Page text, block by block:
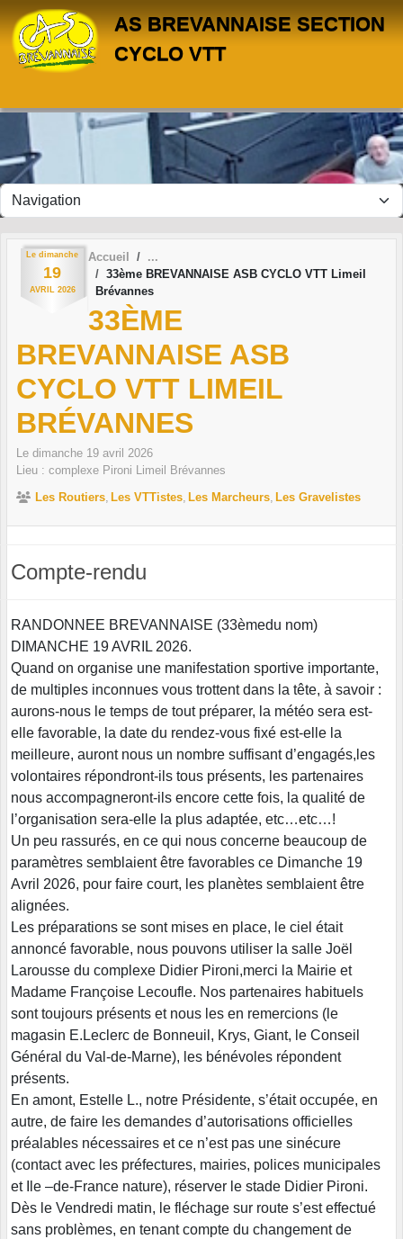
AS BREVANNAISE SECTION
CYCLO VTT
Le dimanche
19
AVRIL 2026
Accueil
33ème BREVANNAISE ASB CYCLO VTT Limeil
Brévannes
33ÈME
BREVANNAISE ASB
CYCLO VTT LIMEIL
BRÉVANNES
Le dimanche 19 avril 2026
Lieu : complexe Pironi Limeil Brévannes
Les Routiers Les VTTistes Les Marcheurs Les Gravelistes
Compte-rendu
RANDONNEE BREVANNAISE (33èmedu nom)
DIMANCHE 19 AVRIL 2026.
Quand on organise une manifestation sportive importante,
de multiples inconnues vous trottent dans la tête, à savoir :
aurons-nous le temps de tout préparer, la météo sera est-
elle favorable, la date du rendez-vous fixé est-elle la
meilleure, auront nous un nombre suffisant d’engagés,les
volontaires répondront-ils tous présents, les partenaires
nous accompagneront-ils encore cette fois, la qualité de
l’organisation sera-elle la plus adaptée, etc…etc…!
Un peu rassurés, en ce qui nous concerne beaucoup de
paramètres semblaient être favorables ce Dimanche 19
Avril 2026, pour faire court, les planètes semblaient être
alignées.
Les préparations se sont mises en place, le ciel était
annoncé favorable, nous pouvons utiliser la salle Joël
Larousse du complexe Didier Pironi,merci la Mairie et
Madame Françoise Lecoufle. Nos partenaires habituels
sont toujours présents et nous les en remercions (le
magasin E.Leclerc de Bonneuil, Krys, Giant, le Conseil
Général du Val-de-Marne), les bénévoles répondent
présents.
En amont, Estelle L., notre Présidente, s’était occupée, en
autre, de faire les demandes d’autorisations officielles
préalables nécessaires et ce n’est pas une sinécure
(contact avec les préfectures, mairies, polices municipales
et Ile –de-France nature), réserver le stade Didier Pironi.
Dès le Vendredi matin, le fléchage sur route s’est effectué
sans problèmes, en tenant compte du changement de
Panneau de gestion des cookies